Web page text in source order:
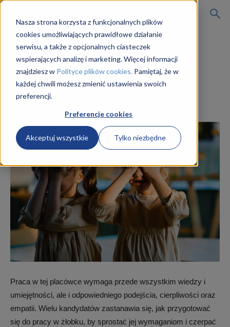
Nasza strona korzysta z funkcjonalnych plików
cookies umożliwiających prawidłowe działanie
serwisu, a także z opcjonalnych ciasteczek
wspierających analizę i marketing. Więcej informacji
znajdziesz w Polityce plików cookies.Pamiętaj, że w
każdej chwili możesz zmienić ustawienia swoich
preferencji.
Preferencje cookies
Akceptuj wszystkie Tylko niezbędne
Kursy
opiekuna
opiekuna
Strona główna porady i aktualności
Jak przygotować się do
pracy w żłobku?
Praca w tej placówce wymaga przede wszystkim wiedzy i
umiejętności, ale i odpowiedniego podejścia, cierpliwości oraz
empatii. Wielu kandydatów zastanawia się, jak przygotować
się do pracy w żłobku, by sprostać jej wymaganiom i czerpać